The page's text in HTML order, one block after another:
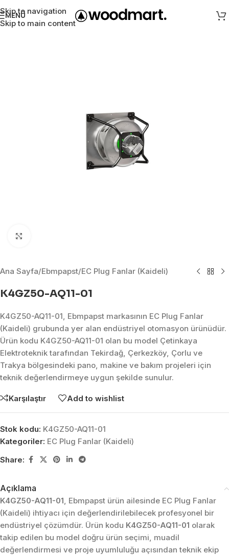
Skip to navigation
Skip to main content
MENÜ
Ana Sayfa/Ebmpapst/EC Plug Fanlar (Kaideli)
K4GZ50-AQ11-01
K4GZ50-AQ11-01, Ebmpapst markasının EC Plug Fanlar
(Kaideli) grubunda yer alan endüstriyel otomasyon ürünüdür.
Ürün kodu K4GZ50-AQ11-01 olan bu model Çetinkaya
Elektroteknik tarafından Tekirdağ, Çerkezköy, Çorlu ve
Trakya bölgesindeki pano, makine ve bakım projeleri için
teknik değerlendirmeye uygun şekilde sunulur.
Karşılaştır Add to wishlist
Stok kodu: K4GZ50-AQ11-01
Kategoriler: EC Plug Fanlar (Kaideli)
Share:
Açıklama
K4GZ50-AQ11-01, Ebmpapst ürün ailesinde EC Plug Fanlar
(Kaideli) ihtiyacı için değerlendirilebilecek profesyonel bir
endüstriyel çözümdür. Ürün kodu K4GZ50-AQ11-01 olarak
takip edilen bu model doğru ürün seçimi, muadil
değerlendirmesi ve proje uyumluluğu açısından teknik ekip